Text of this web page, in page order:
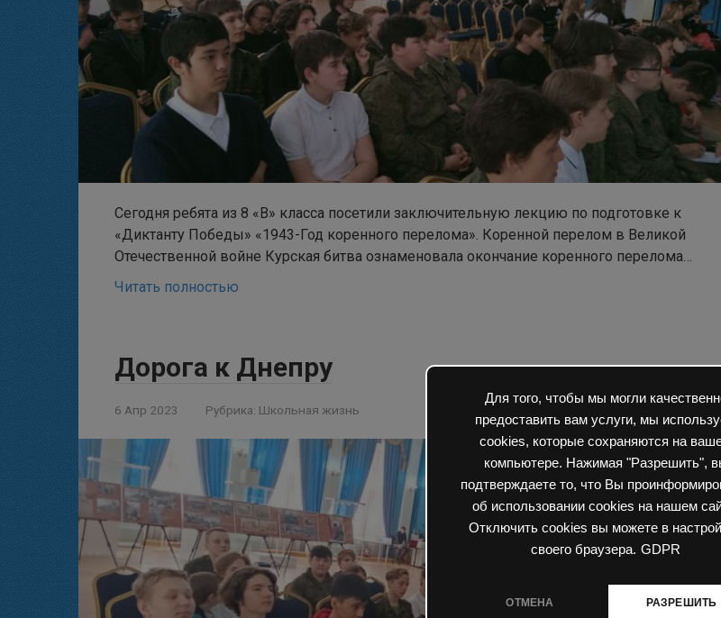
Для того, чтобы мы могли
предоставить вам услуги, мы
cookies, которые сохраняются на
компьютере. Нажимая "Разрешить",
подтверждаете то, что Вы
об использовании cookies на нашем
Отключить cookies вы можете в
своего браузера. GDPR
ОТМЕНА РАЗРЕШИТЬ
Сегодня ребята из 8 «В» класса посетили заключительную лекцию по подготовке к
«Диктанту Победы» «1943-Год коренного перелома». Коренной перелом в Великой
Отечественной войне Курская битва ознаменовала окончание коренного перелома…
Читать полностью
Дорога к Днепру
6 Апр 2023 Рубрика: Школьная жизнь